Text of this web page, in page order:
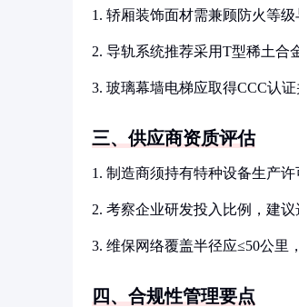
1. 轿厢装饰面材需兼顾防火等
2. 导轨系统推荐采用T型稀土合
3. 玻璃幕墙电梯应取得CCC认
三、供应商资质评估
1. 制造商须持有特种设备生产许
2. 考察企业研发投入比例，建
3. 维保网络覆盖半径应≤50公里
四、合规性管理要点